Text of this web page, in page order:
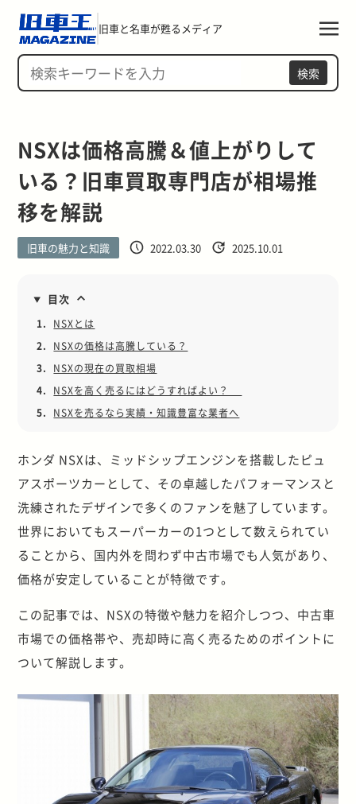
旧車と名車が甦るメディア
検索
NSXは価格高騰＆値上がりして
いる？旧車買取専門店が相場推
移を解説
旧車の魅力と知識 2022.03.30 2025.10.01
目次
1.
NSXとは
2.
NSXの価格は高騰している？
3.
NSXの現在の買取相場
4.
NSXを高く売るにはどうすればよい？
5.
NSXを売るなら実績・知識豊富な業者へ
ホンダ NSXは、ミッドシップエンジンを搭載したピュ
アスポーツカーとして、その卓越したパフォーマンスと
洗練されたデザインで多くのファンを魅了しています。
世界においてもスーパーカーの1つとして数えられてい
ることから、国内外を問わず中古市場でも人気があり、
価格が安定していることが特徴です。
この記事では、NSXの特徴や魅力を紹介しつつ、中古車
市場での価格帯や、売却時に高く売るためのポイントに
ついて解説します。